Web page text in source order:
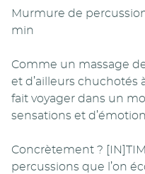
Murmure de
min
Comme un massage
et d’ailleurs chuchotés
fait voyager dans un
sensations et
Concrètement ?
percussions que l’on